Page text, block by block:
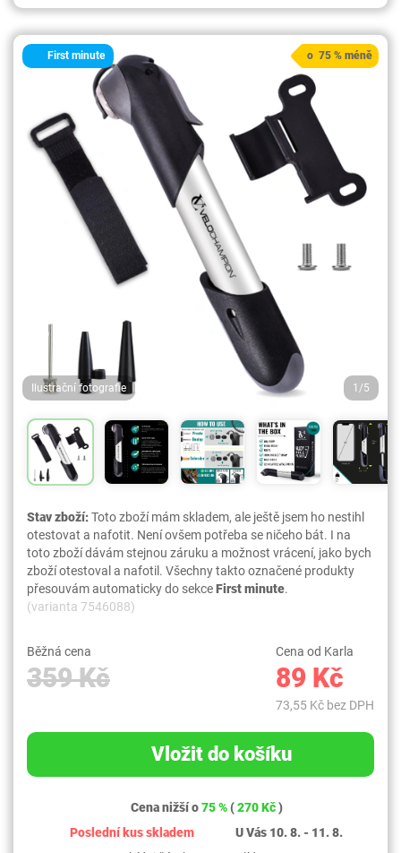
First minute
Ilustrační fotografie 1/5
o 75 % méně
Stav zboží:Toto zboží mám skladem, ale ještě jsem ho nestihl
otestovat a nafotit. Není ovšem potřeba se ničeho bát. I na
toto zboží dávám stejnou záruku a možnost vrácení, jako bych
zboží otestoval a nafotil. Všechny takto označené produkty
přesouvám automaticky do sekceFirst minute.
(varianta 7546088)
Běžná cena
359 Kč
Cena od Karla
89 Kč
73,55 Kč bez DPH
Vložit do košíku
Cena nižší o75 %(270 Kč)
Poslední kus skladem
U Vás 10. 8. - 11. 8.